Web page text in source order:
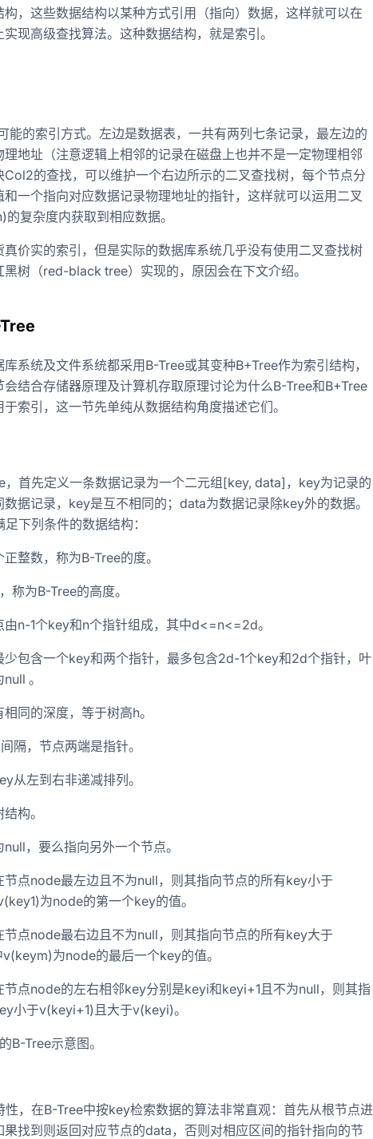
年-转载
构，这些数据结构以某种方式引用（指向）数据，这样就可以在
现高级查找算法。这种数据结构，就是索引。
能的索引方式。左边是数据表，一共有两列七条记录，最左边的
理地址（注意逻辑上相邻的记录在磁盘上也并不是一定物理相邻
Col2的查找，可以维护一个右边所示的二叉查找树，每个节点分
和一个指向对应数据记录物理地址的指针，这样就可以运用二叉
复杂度内获取到相应数据。
真价实的索引，但是实际的数据库系统几乎没有使用二叉查找树
黑树（red-black tree）实现的，原因会在下文介绍。
库系统及文件系统都采用B-Tree或其变种B+Tree作为索引结构，
会结合存储器原理及计算机存取原理讨论为什么B-Tree和B+Tree
索引，这一节先单纯从数据结构角度描述它们。
，首先定义一条数据记录为一个二元组[key, data]，key为记录的
据记录，key是互不相同的；data为数据记录除key外的数据。
下列条件的数据结构：
整数，称为B-Tree的度。
称为B-Tree的高度。
由n-1个key和n个指针组成，其中d<=n<=2d。
少包含一个key和两个指针，最多包含2d-1个key和2d个指针，叶
。
同的深度，等于树高h。
隔，节点两端是指针。
从左到右非递减排列。
构。
，要么指向另外一个节点。
节点node最左边且不为null，则其指向节点的所有key小于
为node的第一个key的值。
节点node最右边且不为null，则其指向节点的所有key大于
为node的最后一个key的值。
节点node的左右相邻key分别是keyi和keyi+1且不为null，则其指
小于v(keyi+1)且大于v(keyi)。
B-Tree示意图。
性，在B-Tree中按key检索数据的算法非常直观：首先从根节点进
果找到则返回对应节点的data，否则对相应区间的指针指向的节